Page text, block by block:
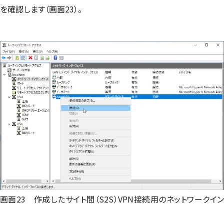
を確認します（画面23）。
画面23 作成したサイト間（S2S）VPN接続用のネットワークイン